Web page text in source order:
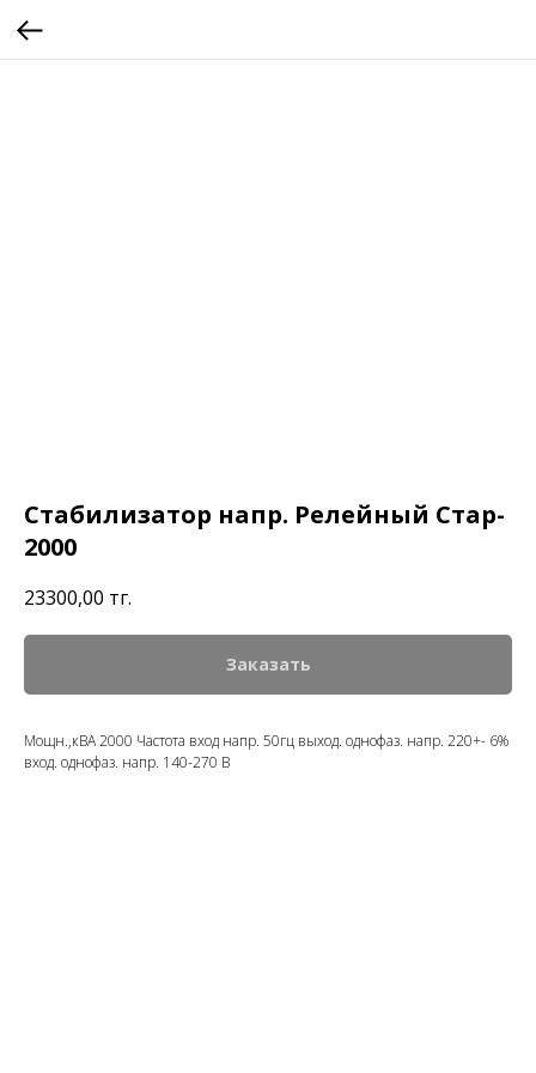
Стабилизатор напр. Релейный Стар-
2000
23300,00 тңг.
Заказать
Мощн.,кВА 2000 Частота вход напр. 50гц выход. однофаз. напр. 220+- 6%
вход. однофаз. напр. 140-270 В